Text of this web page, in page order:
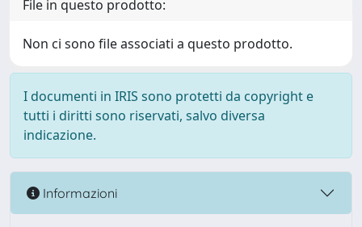
File in questo prodotto:
Non ci sono file associati a questo prodotto.
I documenti in IRIS sono protetti da copyright e
tutti i diritti sono riservati, salvo diversa
indicazione.
Informazioni